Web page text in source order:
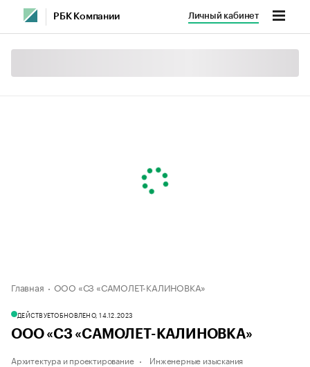
РБК Компании Личный кабинет
Главная ООО «СЗ «САМОЛЕТ-КАЛИНОВКА»
ДЕЙСТВУЕТОБНОВЛЕНО, 14.12.2023
ООО «СЗ «САМОЛЕТ-КАЛИНОВКА»
Архитектура и проектирование Инженерные изыскания